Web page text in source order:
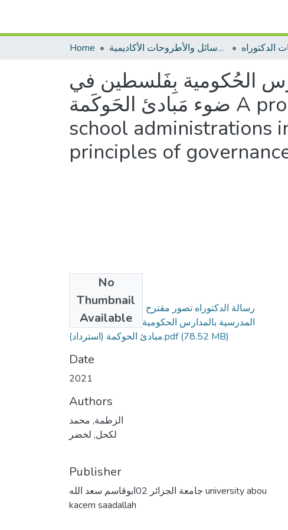
Home الرسائل والأطروحات الأكاديمية الدكتوراه
الحُكومية بِفَلسطين في
ضوء مَبادئ الحَوكَمة A proposed vision for developing the performance of
school administrations
principles of
No
Thumbnail
Available
رسالة الدكتوراه تصور مقترح لتطوير اداء الادارات
المدرسية بالمدارس الحكومية بفلسطين فى ضوء
مبادئ الحوكمة (استرداد).pdf(78.52 MB)
Date
2021
Authors
الزطمة, محمد
لكحل, لخضر
Publisher
جامعة الجزائر 02ابوقاسم سعد الله university abou
kacem saadallah